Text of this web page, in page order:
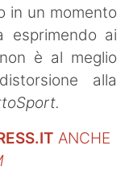
in un momento
esprimendo ai
è al meglio
alla
ANCHE